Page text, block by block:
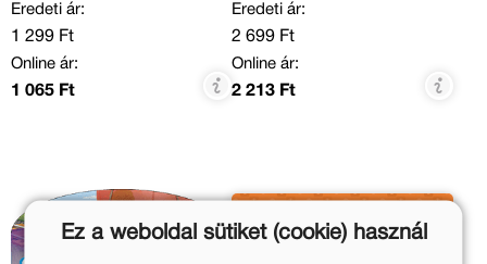
Eredeti ár:
1 299 Ft
Online ár:
1 065 Ft
Eredeti ár:
2 699 Ft
Online ár:
2 213 Ft
Ez a weboldal sütiket (cookie) használ